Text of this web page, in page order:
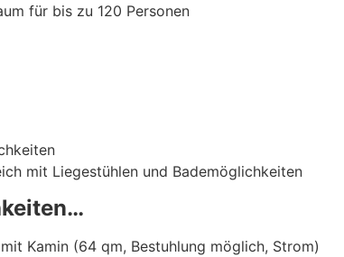
für bis zu 120 Personen
mit Liegestühlen und Bademöglichkeiten
Kamin (64 qm, Bestuhlung möglich, Strom)